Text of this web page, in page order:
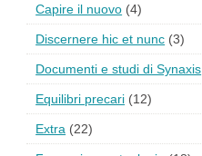
Capire il nuovo (4)
Discernere hic et nunc (3)
Documenti e studi di Synaxis
Equilibri precari (12)
Extra (22)